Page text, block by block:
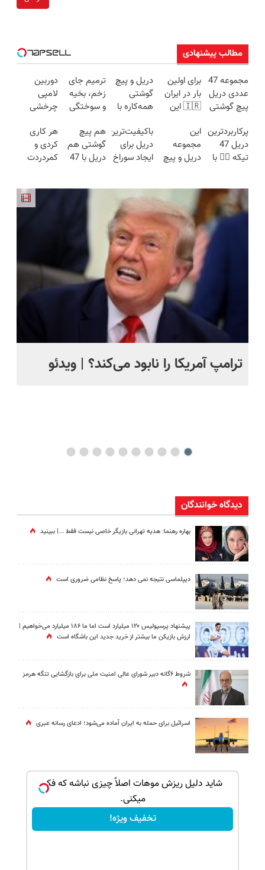
مطالب پیشنهادی
مجموعه 47
عددی دریل
پیچ گوشتی
(تخفیف به
مدت
محدود)
برای اولین
بار در ایران
🇮🇷 این
ترمیم کننده
23 روزه
ساخت!
دریل و پیچ
گوشتی
همه‌کاره با
هوشمند ⚙️
(نصف
قیمت بازار
ترمیم جای
زخم، بخیه
و سوختگی
هفته!!😍
دوربین
لامپی
چرخشی
فقط امروز
حراج شد🔥
پرداخت
پرکاربردترین
دریل 47
تیکه 👈🏻 با
این
مجموعه
دریل و پیچ
نصف قیمت
بخر!😉
باکیفیت‌ترین
دریل برای
ایجاد سوراخ
هم پیچ
گوشتی هم
دریل با 47
تخفیف داره
هر کاری
کردی و
کمردردت
پرسشنامه و
دریافت راه
ترامپ آمریکا را نابود می‌کند؟ | ویدئو
دیدگاه خوانندگان
بهاره رهنما: هدیه تهرانی بازیگر خاصی نیست فقط ...|‌ ببینید
دیپلماسی نتیجه‌ نمی دهد؛ پاسخ نظامی ضروری است
پیشنهاد پرسپولیس ۱۲۰ میلیارد است اما ما ۱۸۶ میلیارد می‌خواهیم |
ارزش بازیکن ما بیشتر از خرید جدید این باشگاه است
شروط ۶گانه دبیر شورای عالی امنیت ملی برای بازگشایی تنگه هرمز
اسرائیل برای حمله به ایران آماده می‌شود؛ ادعای رسانه عبری
شاید دلیل ریزش موهات اصلاً چیزی نباشه که فکر
میکنی.
تخفیف ویژه!